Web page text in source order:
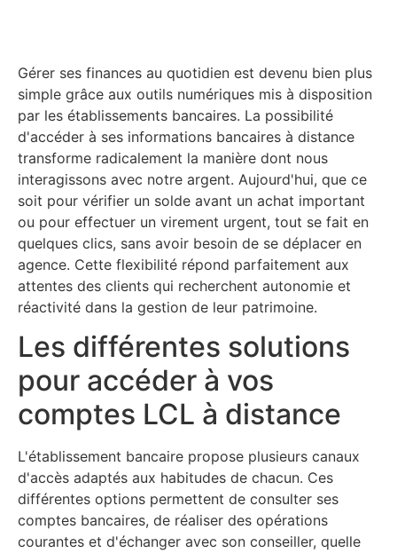
Gérer ses finances au quotidien est devenu bien plus
simple grâce aux outils numériques mis à disposition
par les établissements bancaires. La possibilité
d'accéder à ses informations bancaires à distance
transforme radicalement la manière dont nous
interagissons avec notre argent. Aujourd'hui, que ce
soit pour vérifier un solde avant un achat important
ou pour effectuer un virement urgent, tout se fait en
quelques clics, sans avoir besoin de se déplacer en
agence. Cette flexibilité répond parfaitement aux
attentes des clients qui recherchent autonomie et
réactivité dans la gestion de leur patrimoine.
Les différentes solutions
pour accéder à vos
comptes LCL à distance
L'établissement bancaire propose plusieurs canaux
d'accès adaptés aux habitudes de chacun. Ces
différentes options permettent de consulter ses
comptes bancaires, de réaliser des opérations
courantes et d'échanger avec son conseiller, quelle